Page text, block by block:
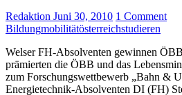
Redaktion Juni 30, 2010 1 Comment
Bildungmobilitätösterreichstudieren
Welser FH-Absolventen gewinnen
prämierten die ÖBB und das
zum Forschungswettbewerb „Bahn &
Energietechnik-Absolventen DI (FH)